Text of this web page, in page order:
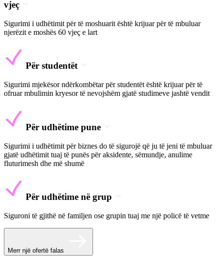
vjeç
Sigurimi i udhëtimit për të moshuarit është krijuar për të mbuluar
njerëzit e moshës 60 vjeç e lart
Për studentët
Sigurimi mjekësor ndërkombëtar për studentët është krijuar për të
ofruar mbulimin kryesor të nevojshëm gjatë studimeve jashtë vendit
Për udhëtime pune
Sigurimi i udhëtimit për biznes do të sigurojë që ju të jeni të mbuluar
gjatë udhëtimit tuaj të punës për aksidente, sëmundje, anulime
fluturimesh dhe më shumë
Për udhëtime në grup
Siguroni të gjithë në familjen ose grupin tuaj me një policë të vetme
Merr një ofertë falas